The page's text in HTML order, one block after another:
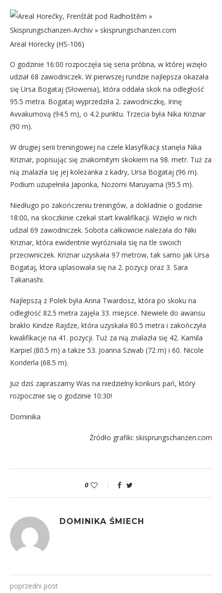
Areal Horecky (HS-106)
O godzinie 16:00 rozpoczęła się seria próbna, w której wzięło
udział 68 zawodniczek. W pierwszej rundzie najlepsza okazała
się Ursa Bogataj (Słowenia), która oddała skok na odległość
95.5 metra. Bogataj wyprzedziła 2. zawodniczkę, Irinę
Avvakumovą (94.5 m), o 4.2 punktu. Trzecia była Nika Kriznar
(90 m).
W drugiej serii treningowej na czele klasyfikacji stanęła Nika
Kriznar, popisując się znakomitym skokiem na 98. metr. Tuż za
nią znalazła się jej koleżanka z kadry, Ursa Bogataj (96 m).
Podium uzupełniła Japonka, Nozomi Maruyama (95.5 m).
Niedługo po zakończeniu treningów, a dokładnie o godzinie
18:00, na skoczkinie czekał start kwalifikacji. Wzięło w nich
udzial 69 zawodniczek. Sobota całkowicie należała do Niki
Kriznar, która ewidentnie wyróżniała się na tle swoich
przeciwniczek. Kriznar uzyskała 97 metrow, tak samo jak Ursa
Bogataj, ktora uplasowała się na 2. pozycji oraz 3. Sara
Takanashi.
Najlepszą z Polek była Anna Twardosz, która po skoku na
odległość 82.5 metra zajęła 33. miejsce. Niewiele do awansu
brakło Kindze Rajdze, która uzyskała 80.5 metra i zakończyła
kwalifikacje na 41. pozycji. Tuż za nią znalazła się 42. Kamila
Karpiel (80.5 m) a także 53. Joanna Szwab (72 m) i 60. Nicole
Konderla (68.5 m).
Już dziś zapraszamy Was na niedzielny konkurs pań, który
rozpocznie się o godzinie 10:30!
Dominika
Źródło grafiki: skisprungschanzen.com
0
DOMINIKA ŚMIECH
poprzedni post